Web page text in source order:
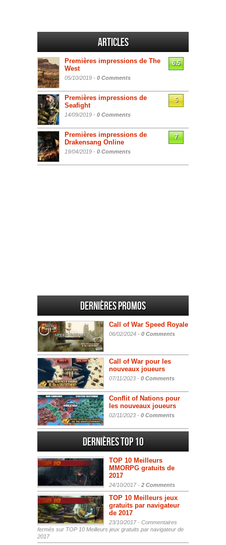
Articles
Premières impressions de The
West
05/10/2019 - 0 Comments
6.5
Premières impressions de
Seafight
14/09/2019 - 0 Comments
5
Premières impressions de
Drakensang Online
19/04/2019 - 0 Comments
7
Dernières promos
Call of War Speed Royale
06/02/2024 - 0 Comments
Call of War pour les
nouveaux joueurs
07/11/2023 - 0 Comments
Conflit of Nations pour
les nouveaux joueurs
02/11/2023 - 0 Comments
Dernières Top 10
TOP 10 Meilleurs
MMORPG gratuits de
2017
24/10/2017 - 2 Comments
TOP 10 Meilleurs jeux
gratuits par navigateur
de 2017
23/10/2017 - Commentaires
fermés sur TOP 10 Meilleurs jeux gratuits par navigateur de
2017